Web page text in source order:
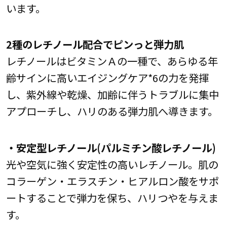
います。
2種のレチノール配合でピンっと弾力肌
レチノールはビタミンＡの一種で、あらゆる年
齢サインに高いエイジングケア*6の力を発揮
し、紫外線や乾燥、加齢に伴うトラブルに集中
アプローチし、ハリのある弾力肌へ導きます。
・安定型レチノール(パルミチン酸レチノール)
光や空気に強く安定性の高いレチノール。肌の
コラーゲン・エラスチン・ヒアルロン酸をサポ
ートすることで弾力を保ち、ハリつやを与えま
す。